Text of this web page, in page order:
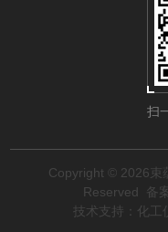
扫
Copyright © 2026束
Reserved
备
技术支持： 化工